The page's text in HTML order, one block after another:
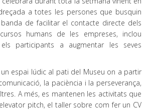
a totes les persones que busquin
de facilitar el contacte directe dels
humans de les empreses, inclou
participants a augmentar les seves
espai lúdic al pati del Museu on a partir
la paciència i la perseverança,
A més, es mantenen les activitats que
pitch, el taller sobre com fer un CV